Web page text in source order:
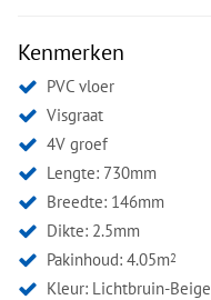
Kenmerken
PVC vloer
Visgraat
4V groef
Lengte: 730mm
Breedte: 146mm
Dikte: 2.5mm
Pakinhoud: 4.05m2
Kleur: Lichtbruin-Beige